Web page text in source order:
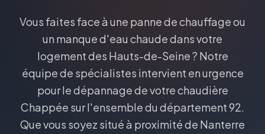
Vous faites face à une panne de chauffage ou
un manque d'eau chaude dans votre
logement des Hauts-de-Seine ? Notre
équipe de spécialistes intervient en urgence
pour le dépannage de votre chaudière
Chappée sur l'ensemble du département 92.
Que vous soyez situé à proximité de Nanterre